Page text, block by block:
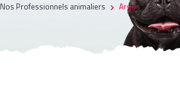
Nos Professionnels animaliers Argos